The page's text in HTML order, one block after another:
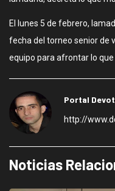
El lunes 5 de febrero,
fecha del torneo senior de
equipo para afrontar lo
Portal
http://
Noticias